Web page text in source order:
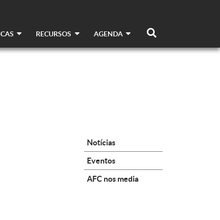
RECURSOS AGENDA
Notícias
Eventos
AFC nos media